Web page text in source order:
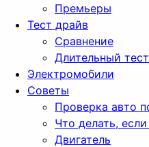
Премьеры
Тест драйв
Сравнение
Длительный тест
Электромобили
Советы
Проверка авто
Что делать,
Двигатель